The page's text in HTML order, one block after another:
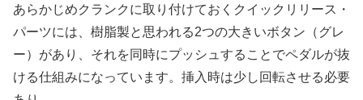
あらかじめクランクに取り付けておくクイックリリース・
パーツには、樹脂製と思われる2つの大きいボタン（グレ
ー）があり、それを同時にプッシュすることでペダルが抜
ける仕組みになっています。挿入時は少し回転させる必要